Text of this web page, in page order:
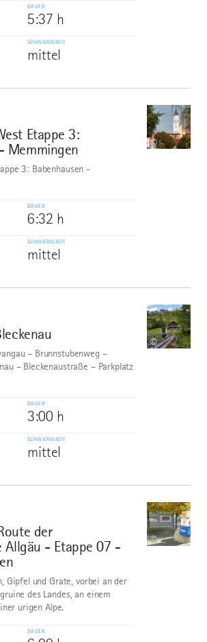
DAUER
5:37 h
SCHWIERIGKEIT
mittel
Etappe 3:
Memmingen
©
3: Babenhausen -
DAUER
6:32 h
SCHWIERIGKEIT
mittel
©
– Brunnstubenweg –
– Bleckenaustraße – Parkplatz
DAUER
3:00 h
SCHWIERIGKEIT
mittel
der
Allgäu - Etappe 07 -
©
Gipfel und Grate, vorbei an der
des Landes, an einem
urigen Alpe.
DAUER